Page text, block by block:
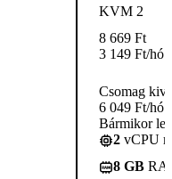
KVM 2
8 669 Ft
3 149 Ft/hó
Csomag
6 049 Ft/hó
Bármikor
2 vCPU
8 GB